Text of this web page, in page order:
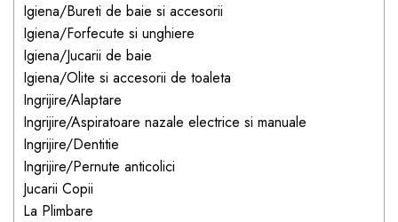
Termometre copii
Căști antifonice copii și
dopuri de urechi
Produse îngrijire copii
Igiena copii
Igiena/Bureti de baie si accesorii
Igiena/Forfecute si unghiere
Igiena/Jucarii de baie
Igiena/Olite si accesorii de toaleta
Ingrijire/Alaptare
Ingrijire/Aspiratoare nazale electrice si manuale
Ingrijire/Dentitie
Ingrijire/Pernute anticolici
Jucarii Copii
La Plimbare